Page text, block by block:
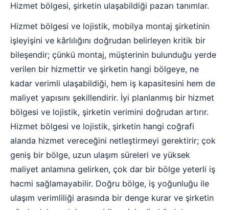
Hizmet bölgesi, şirketin ulaşabildiği pazarı tanımlar.
Hizmet bölgesi ve lojistik, mobilya montaj şirketinin
işleyişini ve kârlılığını doğrudan belirleyen kritik bir
bileşendir; çünkü montaj, müşterinin bulunduğu yerde
verilen bir hizmettir ve şirketin hangi bölgeye, ne
kadar verimli ulaşabildiği, hem iş kapasitesini hem de
maliyet yapısını şekillendirir. İyi planlanmış bir hizmet
bölgesi ve lojistik, şirketin verimini doğrudan artırır.
Hizmet bölgesi ve lojistik, şirketin hangi coğrafi
alanda hizmet vereceğini netleştirmeyi gerektirir; çok
geniş bir bölge, uzun ulaşım süreleri ve yüksek
maliyet anlamına gelirken, çok dar bir bölge yeterli iş
hacmi sağlamayabilir. Doğru bölge, iş yoğunluğu ile
ulaşım verimliliği arasında bir denge kurar ve şirketin